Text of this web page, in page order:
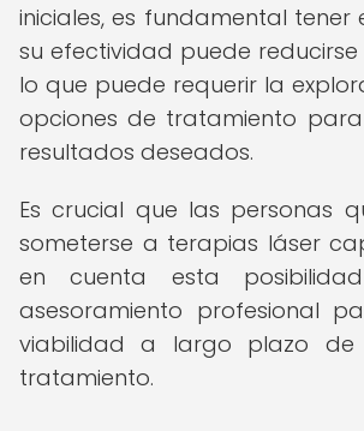
iniciales, es fundamental tener
su efectividad puede
lo que puede requerir la
opciones de tratamiento
resultados deseados.
Es crucial que las personas
someterse a terapias láser
en cuenta esta
asesoramiento profesional
viabilidad a largo plazo
tratamiento.